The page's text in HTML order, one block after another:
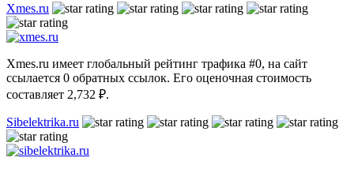
Xmes.ru
Xmes.ru имеет глобальный рейтинг трафика #0, на сайт
ссылается 0 обратных ссылок. Его оценочная стоимость
составляет 2,732 ₽.
Sibelektrika.ru